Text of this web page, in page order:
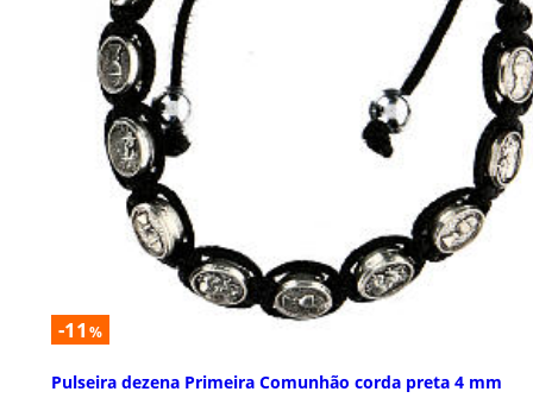
-11 %
Pulseira dezena Primeira Comunhão corda preta 4 mm